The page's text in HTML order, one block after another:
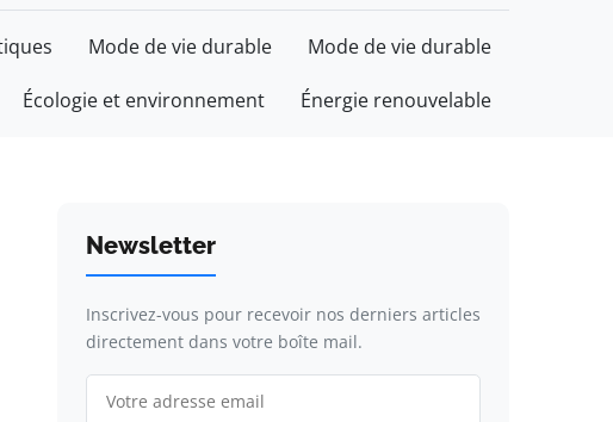
Mode de vie durable Mode de vie durable
Écologie et environnement Énergie renouvelable
Newsletter
Inscrivez-vous pour recevoir nos derniers articles
directement dans votre boîte mail.